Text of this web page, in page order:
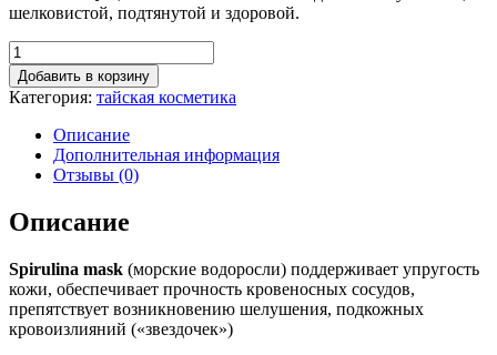
шелковистой, подтянутой и здоровой.
Добавить в корзину
Категория: тайская косметика
Описание
Дополнительная информация
Отзывы (0)
Описание
Spirulina mask (морские водоросли) поддерживает упругость
кожи, обеспечивает прочность кровеносных сосудов,
препятствует возникновению шелушения, подкожных
кровоизлияний («звездочек»)